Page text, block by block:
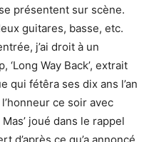
présentent sur scène.
guitares, basse, etc.
j’ai droit à un
‘Long Way Back’, extrait
qui fétêra ses dix ans l’an
ce soir avec
joué dans le rappel